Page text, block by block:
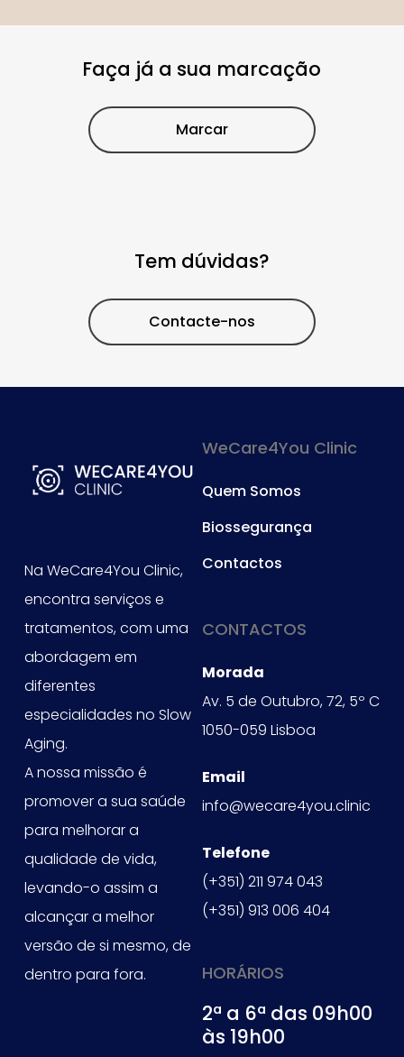
Faça já a sua marcação
Marcar
Tem dúvidas?
Contacte-nos
Na WeCare4You Clinic,
encontra serviços e
tratamentos, com uma
abordagem em
diferentes
especialidades no Slow
Aging.
A nossa missão é
promover a sua saúde
para melhorar a
qualidade de vida,
levando-o assim a
alcançar a melhor
versão de si mesmo, de
dentro para fora.
WeCare4You Clinic
Quem Somos
Biossegurança
Contactos
CONTACTOS
Morada
Av. 5 de Outubro, 72, 5º C
1050-059 Lisboa
Email
info@wecare4you.clinic
Telefone
(+351) 211 974 043
(+351) 913 006 404
HORÁRIOS
2ª a 6ª das 09h00
às 19h00